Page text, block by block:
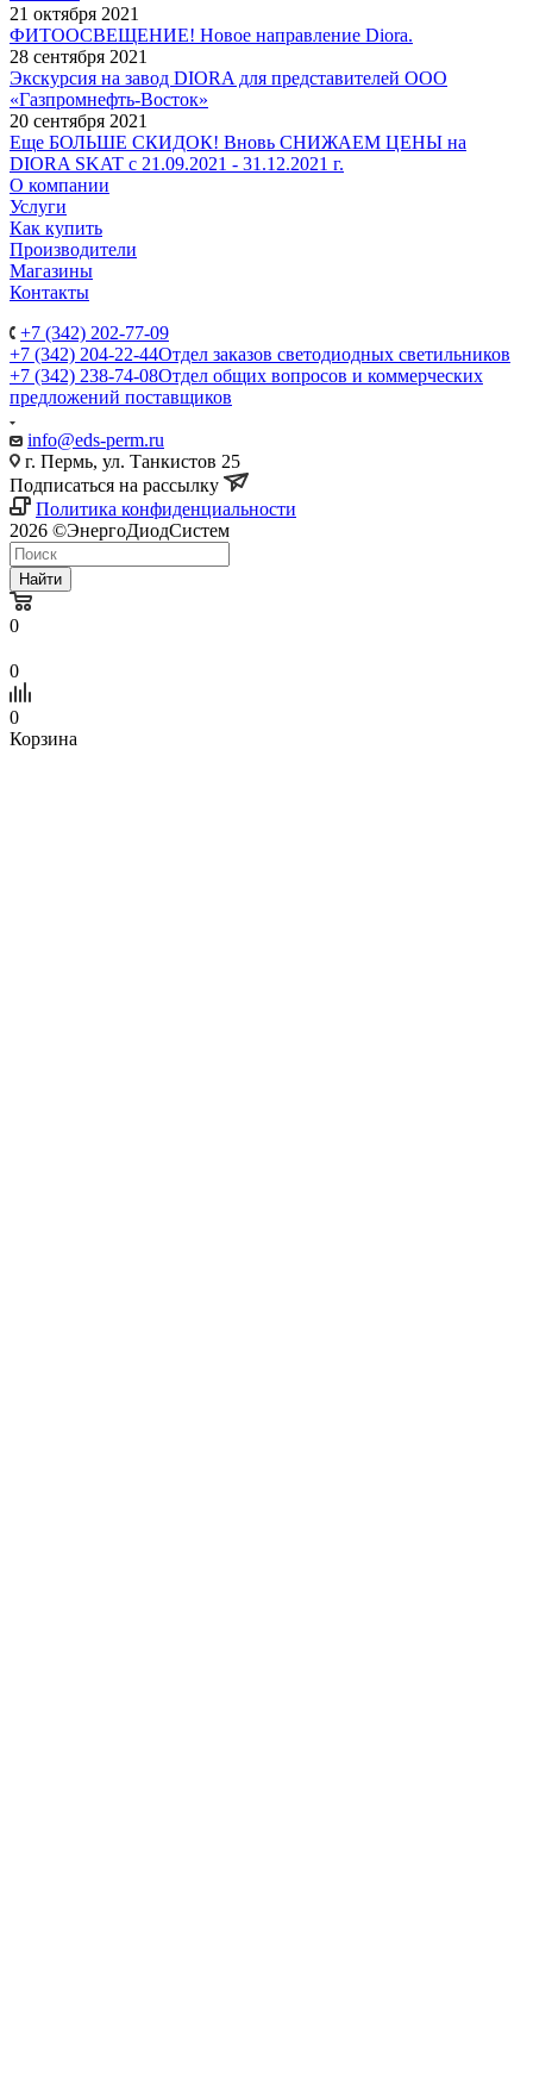
21 октября 2021
ФИТООСВЕЩЕНИЕ! Новое направление Diora.
28 сентября 2021
Экскурсия на завод DIORA для представителей ООО
«Газпромнефть-Восток»
20 сентября 2021
Еще БОЛЬШЕ СКИДОК! Вновь СНИЖАЕМ ЦЕНЫ на
DIORA SKAT с 21.09.2021 - 31.12.2021 г.
О компании
Услуги
Как купить
Производители
Магазины
Контакты
+7 (342) 202-77-09
+7 (342) 204-22-44Отдел заказов светодиодных светильников
+7 (342) 238-74-08Отдел общих вопросов и коммерческих
предложений поставщиков
info@eds-perm.ru
г. Пермь, ул. Танкистов 25
Подписаться на рассылку
Политика конфиденциальности
2026 ©ЭнергоДиодСистем
Найти
0
0
0
Корзина